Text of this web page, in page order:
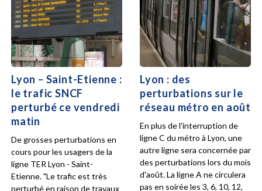
Lyon – Saint-Etienne :
le trafic SNCF
perturbé ce vendredi
matin
De grosses perturbations en
cours pour les usagers de la
ligne TER Lyon - Saint-
Etienne. "Le trafic est très
perturbé en raison de travaux
Lyon : des
perturbations sur le
réseau métro en août
En plus de l'interruption de
ligne C du métro à Lyon, une
autre ligne sera concernée par
des perturbations lors du mois
d'août. La ligne A ne circulera
pas en soirée les 3, 6, 10, 12,